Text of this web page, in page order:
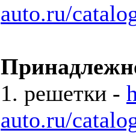
auto.ru/
1. решетки -
auto.ru/